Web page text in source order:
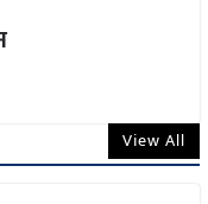
View All